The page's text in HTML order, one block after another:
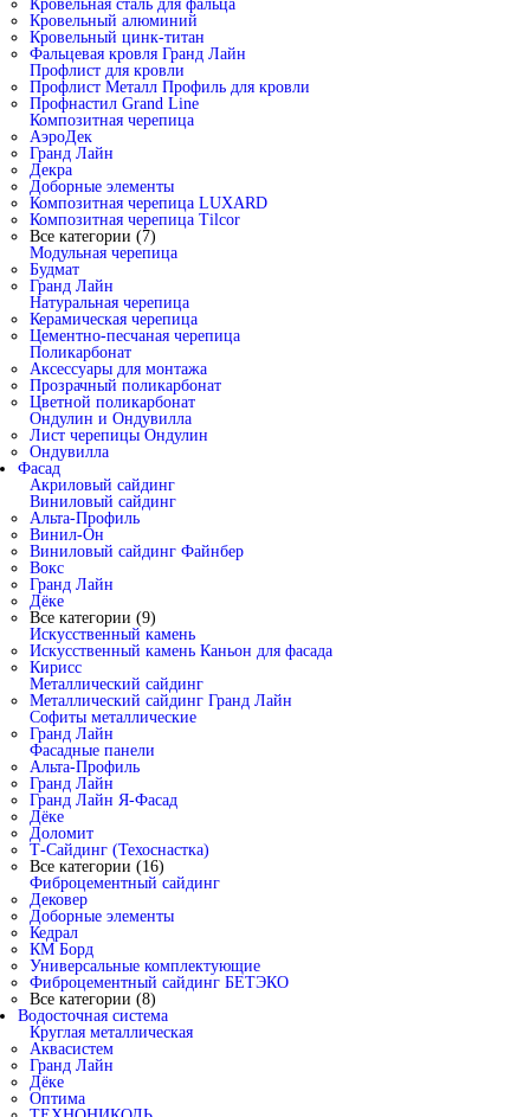
Кровельная сталь для фальца
Кровельный алюминий
Кровельный цинк-титан
Фальцевая кровля Гранд Лайн
Профлист для кровли
Профлист Металл Профиль для кровли
Профнастил Grand Line
Композитная черепица
АэроДек
Гранд Лайн
Декра
Доборные элементы
Композитная черепица LUXARD
Композитная черепица Tilcor
Все категории (7)
Модульная черепица
Будмат
Гранд Лайн
Натуральная черепица
Керамическая черепица
Цементно-песчаная черепица
Поликарбонат
Аксессуары для монтажа
Прозрачный поликарбонат
Цветной поликарбонат
Ондулин и Ондувилла
Лист черепицы Ондулин
Ондувилла
Фасад
Акриловый сайдинг
Виниловый сайдинг
Альта-Профиль
Винил-Он
Виниловый сайдинг Файнбер
Вокс
Гранд Лайн
Дёке
Все категории (9)
Искусственный камень
Искусственный камень Каньон для фасада
Кирисс
Металлический сайдинг
Металлический сайдинг Гранд Лайн
Софиты металлические
Гранд Лайн
Фасадные панели
Альта-Профиль
Гранд Лайн
Гранд Лайн Я-Фасад
Дёке
Доломит
Т-Сайдинг (Техоснастка)
Все категории (16)
Фиброцементный сайдинг
Дековер
Доборные элементы
Кедрал
КМ Борд
Универсальные комплектующие
Фиброцементный сайдинг БЕТЭКО
Все категории (8)
Водосточная система
Круглая металлическая
Аквасистем
Гранд Лайн
Дёке
Оптима